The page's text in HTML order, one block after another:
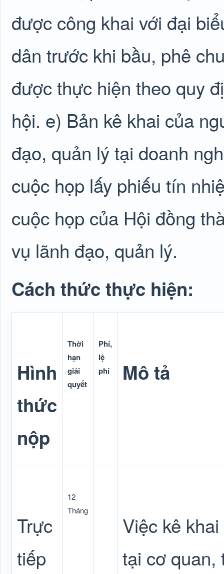
được công khai với đại
dân trước khi bầu, phê
được thực hiện theo quy
hội. e) Bản kê khai của
đạo, quản lý tại doanh
cuộc họp lấy phiếu tín
cuộc họp của Hội đồng
vụ lãnh đạo, quản lý.
Cách thức thực hiện:
Hình
thức
nộp
Thời
hạn
giải
quyết
Phí,
lệ
phí
Mô tả
Trực
tiếp
12
Tháng
Việc kê
tại cơ quan,